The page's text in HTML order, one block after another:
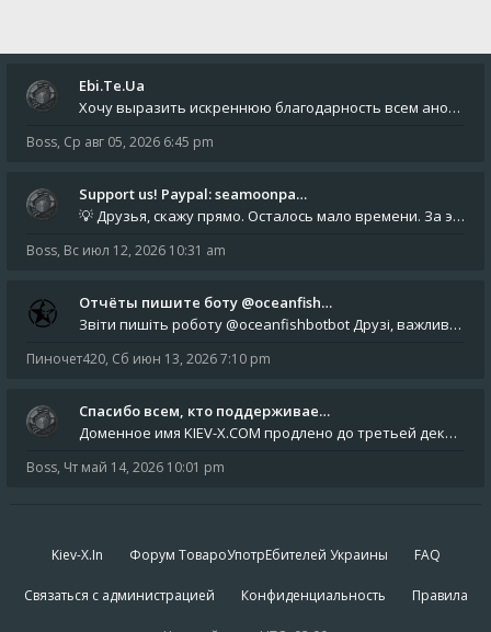
Ebi.Te.Ua
Хочу выразить искреннюю благодарность всем анонимным пользователям, которые поддержали наше сообщество финансово. Благод
Boss, Ср авг 05, 2026 6:45 pm
Support us! Paypal: seamoonpa…
💡 Друзья, скажу прямо. Осталось мало времени. За это время нам нужно закрыть последние обязательные расходы: около 500
Boss, Вс июл 12, 2026 10:31 am
Отчёты пишите боту @oceanfish…
Звіти пишіть роботу @oceanfishbotbot Друзі, важливе повідомлення для учасників форума. Основне звернення опублікован
Пиночет420, Сб июн 13, 2026 7:10 pm
Спасибо всем, кто поддерживае…
Доменное имя KIEV-X.COM продлено до третьей декады августа 2027 года! Спасибо всем анонимным пользователям, которые по
Boss, Чт май 14, 2026 10:01 pm
Kiev-X.In Форум ТовароУпотрЕбителей Украины FAQ
Связаться с администрацией Конфиденциальность Правила